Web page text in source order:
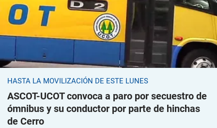
HASTA LA MOVILIZACIÓN DE ESTE LUNES
ASCOT-UCOT convoca a paro por secuestro de
ómnibus y su conductor por parte de hinchas
de Cerro